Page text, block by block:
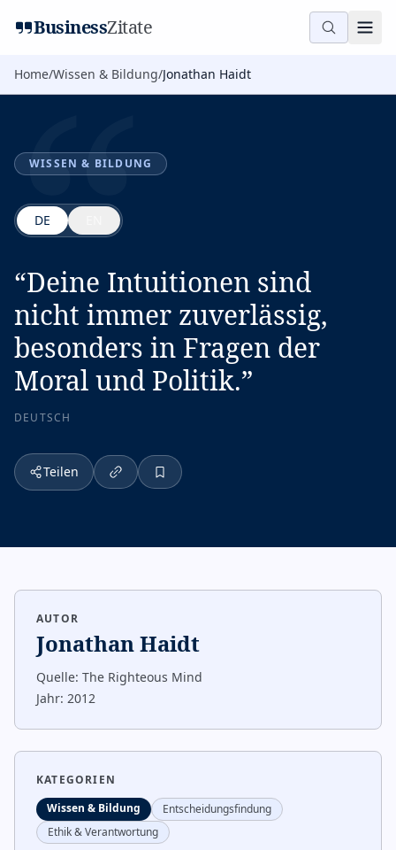
BusinessZitate
Home/Wissen & Bildung/Jonathan Haidt
“
WISSEN & BILDUNG
DE
“Deine Intuitionen sind
nicht immer zuverlässig,
besonders in Fragen der
Moral und Politik.”
DEUTSCH
Teilen
AUTOR
Jonathan Haidt
Quelle: The Righteous Mind
Jahr: 2012
KATEGORIEN
Wissen & Bildung
Entscheidungsfindung
Ethik & Verantwortung